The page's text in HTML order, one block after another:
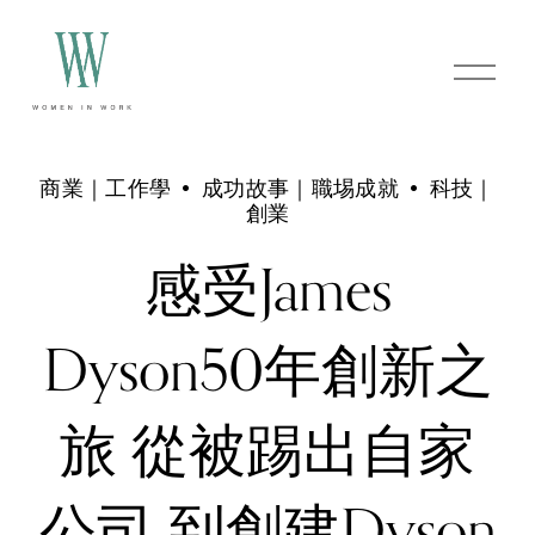
O
p
e
n
感受James
Dyson50年創新之
旅 從被踢出自家
商業｜工作學 成功故事｜職埸成就
科技｜
創業